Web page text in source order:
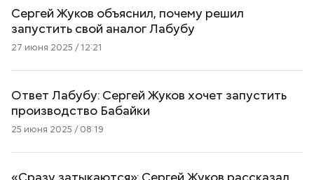
Сергей Жуков объяснил, почему решил
запустить свой аналог Лабубу
27 июня 2025 / 12:21
Ответ Лабубу: Сергей Жуков хочет запустить
производство Бабайки
25 июня 2025 / 08:19